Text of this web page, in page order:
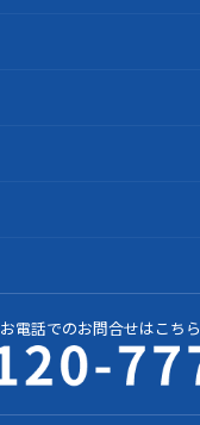
お電話でのお問合せはこちら